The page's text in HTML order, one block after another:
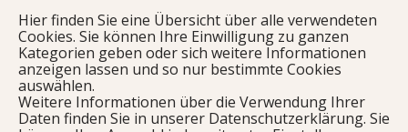
Hier finden Sie eine Übersicht über alle verwendeten
Cookies. Sie können Ihre Einwilligung zu ganzen
Kategorien geben oder sich weitere Informationen
anzeigen lassen und so nur bestimmte Cookies
auswählen.
Weitere Informationen über die Verwendung Ihrer
Daten finden Sie in unserer Datenschutzerklärung. Sie
Jetzt reservieren
Links